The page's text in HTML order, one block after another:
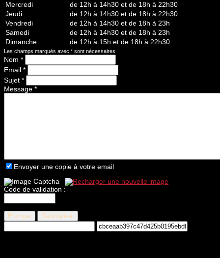
Mercredi
de 12h à 14h30 et de 18h à 22h30
Jeudi
de 12h à 14h30 et de 18h à 22h30
Vendredi
de 12h à 14h30 et de 18h à 23h
Samedi
de 12h à 14h30 et de 18h à 23h
Dimanche
de 12h à 15h et de 18h à 22h30
Les champs marqués avec * sont nécessaires
Nom *
Email *
Sujet *
Message *
Envoyer une copie à votre email
Code de validation :
Envoyer Réinitialiser